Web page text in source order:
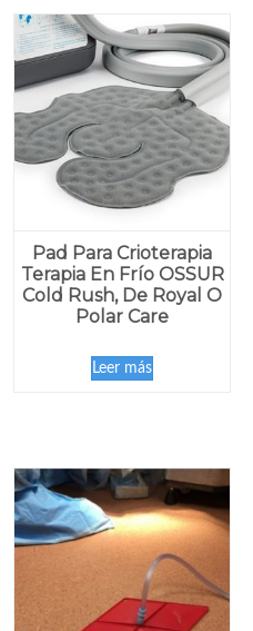
Pad Para Crioterapia
Terapia En Frío OSSUR
Cold Rush, De Royal O
Polar Care
Leer más